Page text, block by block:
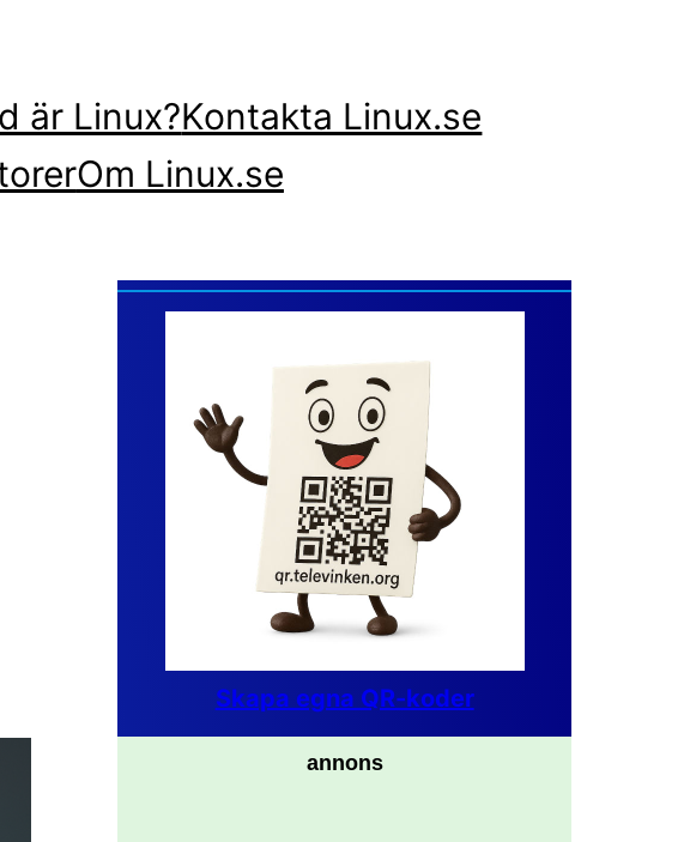
är Linux?Kontakta Linux.se
Om Linux.se
Skapa egna QR-koder
annons